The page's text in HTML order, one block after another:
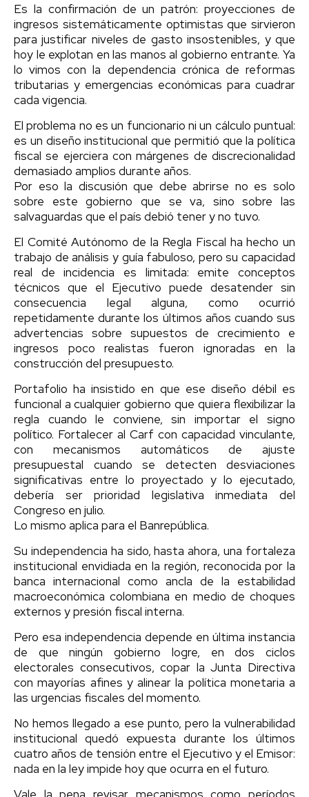
Es la confirmación de un patrón: proyecciones de
ingresos sistemáticamente optimistas que sirvieron
para justificar niveles de gasto insostenibles, y que
hoy le explotan en las manos al gobierno entrante. Ya
lo vimos con la dependencia crónica de reformas
tributarias y emergencias económicas para cuadrar
cada vigencia.
El problema no es un funcionario ni un cálculo puntual:
es un diseño institucional que permitió que la política
fiscal se ejerciera con márgenes de discrecionalidad
demasiado amplios durante años.
Por eso la discusión que debe abrirse no es solo
sobre este gobierno que se va, sino sobre las
salvaguardas que el país debió tener y no tuvo.
El Comité Autónomo de la Regla Fiscal ha hecho un
trabajo de análisis y guía fabuloso, pero su capacidad
real de incidencia es limitada: emite conceptos
técnicos que el Ejecutivo puede desatender sin
consecuencia legal alguna, como ocurrió
repetidamente durante los últimos años cuando sus
advertencias sobre supuestos de crecimiento e
ingresos poco realistas fueron ignoradas en la
construcción del presupuesto.
Portafolio ha insistido en que ese diseño débil es
funcional a cualquier gobierno que quiera flexibilizar la
regla cuando le conviene, sin importar el signo
político. Fortalecer al Carf con capacidad vinculante,
con mecanismos automáticos de ajuste
presupuestal cuando se detecten desviaciones
significativas entre lo proyectado y lo ejecutado,
debería ser prioridad legislativa inmediata del
Congreso en julio.
Lo mismo aplica para el Banrepública.
Su independencia ha sido, hasta ahora, una fortaleza
institucional envidiada en la región, reconocida por la
banca internacional como ancla de la estabilidad
macroeconómica colombiana en medio de choques
externos y presión fiscal interna.
Pero esa independencia depende en última instancia
de que ningún gobierno logre, en dos ciclos
electorales consecutivos, copar la Junta Directiva
con mayorías afines y alinear la política monetaria a
las urgencias fiscales del momento.
No hemos llegado a ese punto, pero la vulnerabilidad
institucional quedó expuesta durante los últimos
cuatro años de tensión entre el Ejecutivo y el Emisor:
nada en la ley impide hoy que ocurra en el futuro.